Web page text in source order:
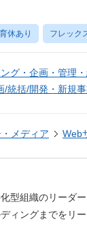
休あり フレック
グ・企画・管理
/統括/開発・新規
メディア Web
型組織のリーダ
ィングまでをリー